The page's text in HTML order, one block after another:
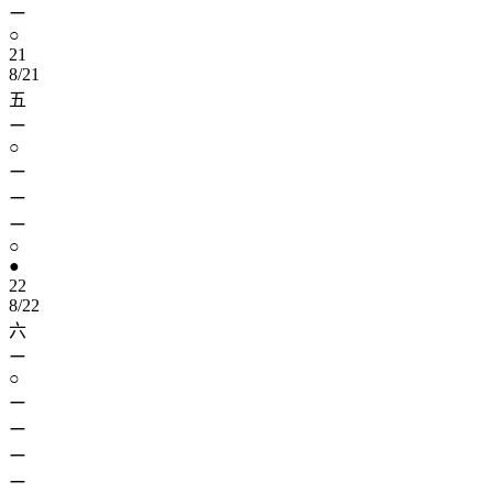
ー
○
21
8/21
五
ー
○
ー
ー
ー
○
●
22
8/22
六
ー
○
ー
ー
ー
ー